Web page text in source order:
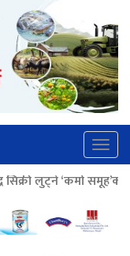
नाइकेसहित पाँच पक्राउ